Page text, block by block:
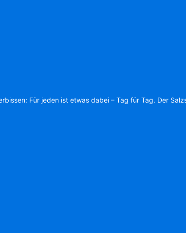
Für jeden ist etwas dabei – Tag für Tag. Der